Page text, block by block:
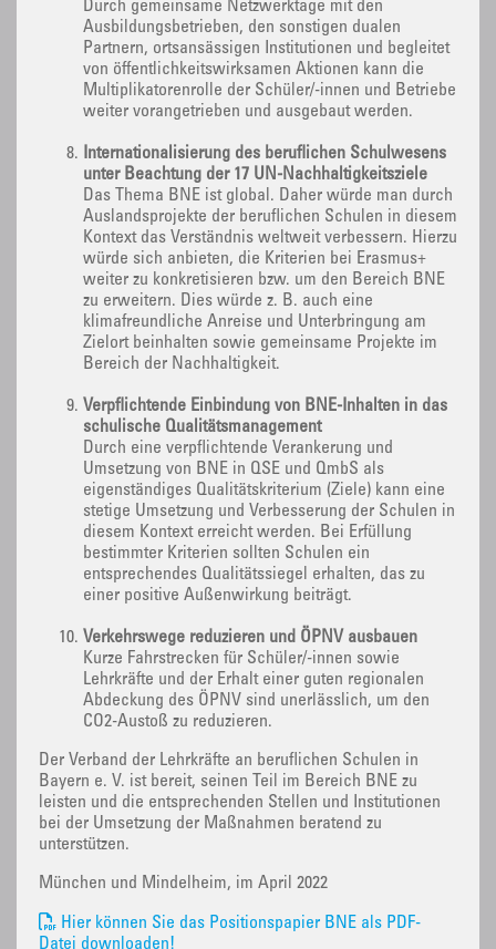
Durch gemeinsame Netzwerktage mit den
Ausbildungsbetrieben, den sonstigen dualen
Partnern, ortsansässigen Institutionen und begleitet
von öffentlichkeitswirksamen Aktionen kann die
Multiplikatorenrolle der Schüler/-innen und Betriebe
weiter vorangetrieben und ausgebaut werden.
Internationalisierung des beruflichen Schulwesens
unter Beachtung der 17 UN-Nachhaltigkeitsziele
Das Thema BNE ist global. Daher würde man durch
Auslandsprojekte der beruflichen Schulen in diesem
Kontext das Verständnis weltweit verbessern. Hierzu
würde sich anbieten, die Kriterien bei Erasmus+
weiter zu konkretisieren bzw. um den Bereich BNE
zu erweitern. Dies würde z. B. auch eine
klimafreundliche Anreise und Unterbringung am
Zielort beinhalten sowie gemeinsame Projekte im
Bereich der Nachhaltigkeit.
Verpflichtende Einbindung von BNE-Inhalten in das
schulische Qualitätsmanagement
Durch eine verpflichtende Verankerung und
Umsetzung von BNE in QSE und QmbS als
eigenständiges Qualitätskriterium (Ziele) kann eine
stetige Umsetzung und Verbesserung der Schulen in
diesem Kontext erreicht werden. Bei Erfüllung
bestimmter Kriterien sollten Schulen ein
entsprechendes Qualitätssiegel erhalten, das zu
einer positive Außenwirkung beiträgt.
Verkehrswege reduzieren und ÖPNV ausbauen
Kurze Fahrstrecken für Schüler/-innen sowie
Lehrkräfte und der Erhalt einer guten regionalen
Abdeckung des ÖPNV sind unerlässlich, um den
CO2-Austoß zu reduzieren.
Der Verband der Lehrkräfte an beruflichen Schulen in
Bayern e. V. ist bereit, seinen Teil im Bereich BNE zu
leisten und die entsprechenden Stellen und Institutionen
bei der Umsetzung der Maßnahmen beratend zu
unterstützen.
München und Mindelheim, im April 2022
Hier können Sie das Positionspapier BNE als PDF-
Datei downloaden!